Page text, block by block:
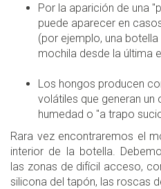
Por la aparición de una
puede aparecer en
(por ejemplo, una
mochila desde la última
Los hongos producen
volátiles que generan un
humedad o "a trapo
Rara vez encontraremos el
interior de la botella.
las zonas de difícil acceso,
silicona del tapón, las roscas